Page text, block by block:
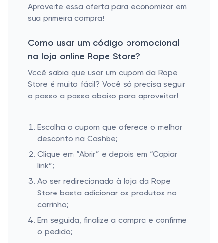
Aproveite essa oferta para economizar em
sua primeira compra!
Como usar um código promocional
na loja online Rope Store?
Você sabia que usar um cupom da Rope
Store é muito fácil? Você só precisa seguir
o passo a passo abaixo para aproveitar!
Escolha o cupom que oferece o melhor
desconto na Cashbe;
Clique em “Abrir” e depois em “Copiar
link”;
Ao ser redirecionado à loja da Rope
Store basta adicionar os produtos no
carrinho;
Em seguida, finalize a compra e confirme
o pedido;